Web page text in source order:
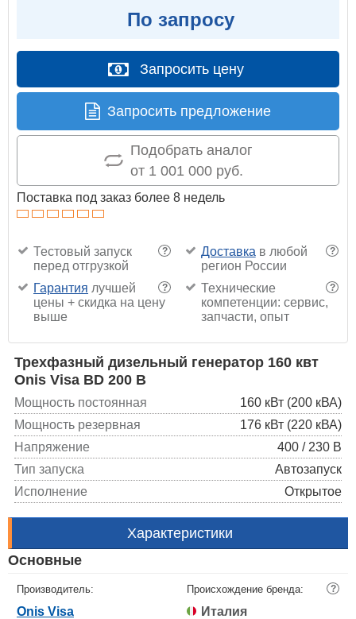
По запросу
Запросить цену
Запросить предложение
Подобрать аналог
от 1 001 000 руб.
Поставка под заказ более 8 недель
?
Тестовый запуск
перед отгрузкой
?
Доставка в любой
регион России
?
Гарантия лучшей
цены + скидка на цену
выше
?
Технические
компетенции: сервис,
запчасти, опыт
Трехфазный дизельный генератор 160 квт
Onis Visa BD 200 B
Мощность постоянная
160 кВт (200 кВА)
Мощность резервная
176 кВт (220 кВА)
Напряжение
400 / 230 В
Тип запуска
Автозапуск
Исполнение
Открытое
Характеристики
Основные
Производитель:
Onis Visa
Происхождение бренда: ?
Италия